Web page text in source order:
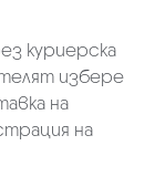
куриерскa
избере
на
на